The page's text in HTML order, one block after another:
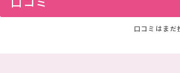
口コミはまだ